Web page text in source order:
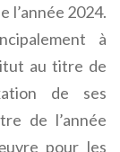
l’année 2024.
à
au titre de
de ses
de l’année
pour les